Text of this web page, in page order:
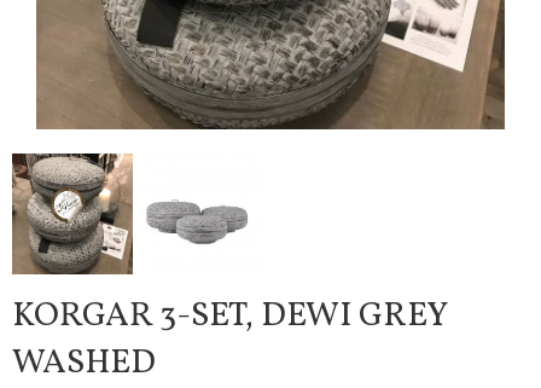
KORGAR 3-SET, DEWI GREY
WASHED